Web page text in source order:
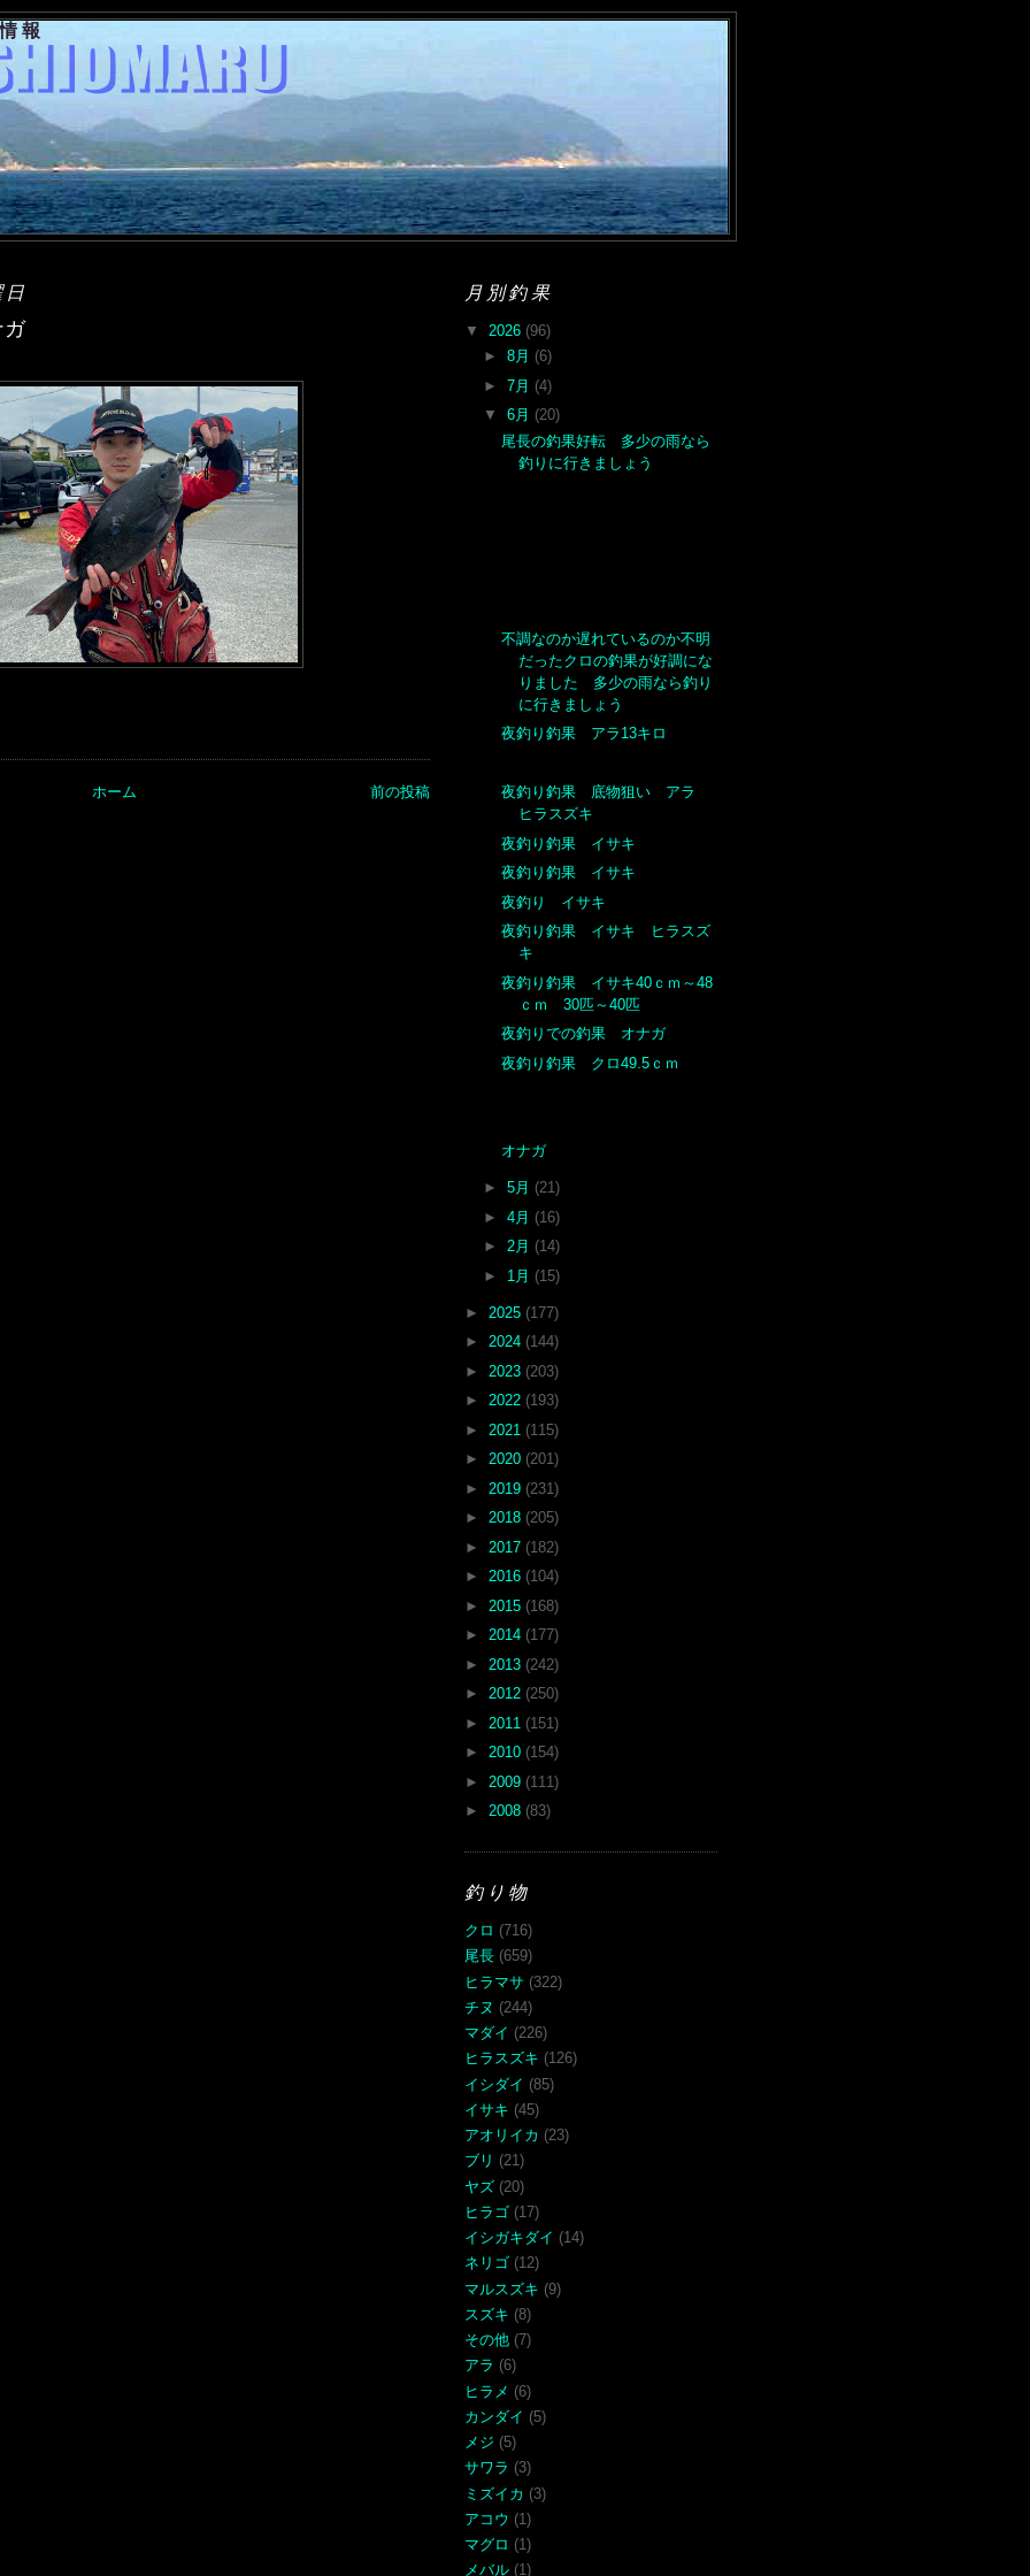
報
前の投稿
ホーム
月別釣果
▼ 2026 (96)
► 8月 (6)
► 7月 (4)
▼ 6月 (20)
尾長の釣果好転 多少の雨なら
釣りに行きましょう
不調なのか遅れているのか不明
だったクロの釣果が好調にな
りました 多少の雨なら釣り
に行きましょう
夜釣り釣果 アラ13キロ
夜釣り釣果 底物狙い アラ
ヒラスズキ
夜釣り釣果 イサキ
夜釣り釣果 イサキ
夜釣り イサキ
夜釣り釣果 イサキ ヒラスズ
キ
夜釣り釣果 イサキ40ｃｍ～48
ｃｍ 30匹～40匹
夜釣りでの釣果 オナガ
夜釣り釣果 クロ49.5ｃｍ
オナガ
► 5月 (21)
► 4月 (16)
► 2月 (14)
► 1月 (15)
► 2025 (177)
► 2024 (144)
► 2023 (203)
► 2022 (193)
► 2021 (115)
► 2020 (201)
► 2019 (231)
► 2018 (205)
► 2017 (182)
► 2016 (104)
► 2015 (168)
► 2014 (177)
► 2013 (242)
► 2012 (250)
► 2011 (151)
► 2010 (154)
► 2009 (111)
► 2008 (83)
釣り物
クロ (716)
尾長 (659)
ヒラマサ (322)
チヌ (244)
マダイ (226)
ヒラスズキ (126)
イシダイ (85)
イサキ (45)
アオリイカ (23)
ブリ (21)
ヤズ (20)
ヒラゴ (17)
イシガキダイ (14)
ネリゴ (12)
マルスズキ (9)
スズキ (8)
その他 (7)
アラ (6)
ヒラメ (6)
カンダイ (5)
メジ (5)
サワラ (3)
ミズイカ (3)
アコウ (1)
マグロ (1)
メバル (1)